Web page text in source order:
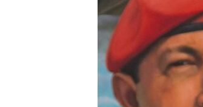
LA REALIDAD DE LA VIVIENDA EN